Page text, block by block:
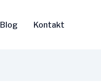
Blog Kontakt